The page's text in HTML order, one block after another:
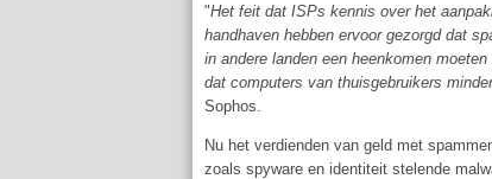
"Het feit dat ISPs kennis over het
handhaven hebben ervoor gezorgd dat
in andere landen een heenkomen
dat computers van thuisgebruikers
Sophos.
Nu het verdienden van geld met
zoals spyware en identiteit stelende